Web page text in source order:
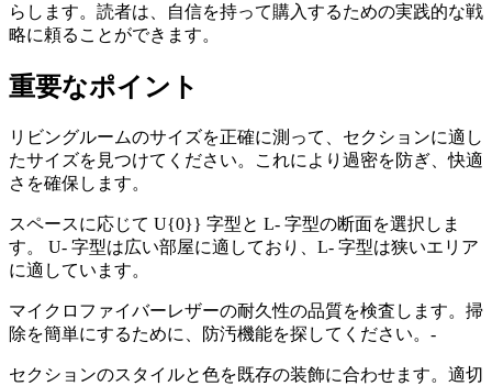
らします。読者は、自信を持って購入するための実践的な戦
略に頼ることができます。
重要なポイント
リビングルームのサイズを正確に測って、セクションに適し
たサイズを見つけてください。これにより過密を防ぎ、快適
さを確保します。
スペースに応じて U{0}} 字型と L- 字型の断面を選択しま
す。 U- 字型は広い部屋に適しており、L- 字型は狭いエリア
に適しています。
マイクロファイバーレザーの耐久性の品質を検査します。掃
除を簡単にするために、防汚機能を探してください。-
セクションのスタイルと色を既存の装飾に合わせます。適切